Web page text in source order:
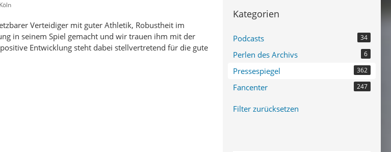
Verteidiger mit guter Athletik, Robustheit im
in seinem Spiel gemacht und wir trauen ihm mit der
Entwicklung steht dabei stellvertretend für die gute
Kategorien
Podcasts 34
Perlen des Archivs 6
Pressespiegel 362
Fancenter 247
Filter zurücksetzen